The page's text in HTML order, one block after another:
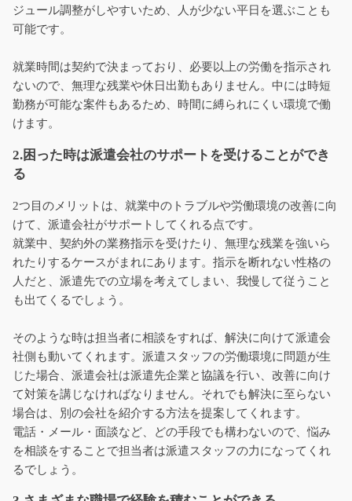
ジュール調整がしやすいため、人が少ない平日を選ぶことも
可能です。
就業時間は契約で決まっており、必要以上の労働を指示され
ないので、無理な残業や休日出勤もありません。中には時短
勤務が可能な案件もあるため、時間に縛られにくい環境で働
けます。
2.困った時は派遣会社のサポートを受けることができ
る
2つ目のメリットは、就業中のトラブルや労働環境の改善に向
けて、派遣会社がサポートしてくれる点です。
就業中、契約外の業務指示を受けたり、無理な残業を強いら
れたりするケースがまれにあります。指示を断れない性格の
人だと、派遣先での立場を考えてしまい、我慢して従うこと
も出てくるでしょう。
そのような時は担当者に相談をすれば、解決に向けて派遣会
社側も動いてくれます。派遣スタッフの労働環境に問題が生
じた場合、派遣会社は派遣先企業と協議を行い、改善に向け
て対策を講じなければなりません。それでも解決に至らない
場合は、別の会社を紹介する方法を提案してくれます。
電話・メール・面談など、どの手段でも構わないので、悩み
を相談をすることで担当者は派遣スタッフの力になってくれ
るでしょう。